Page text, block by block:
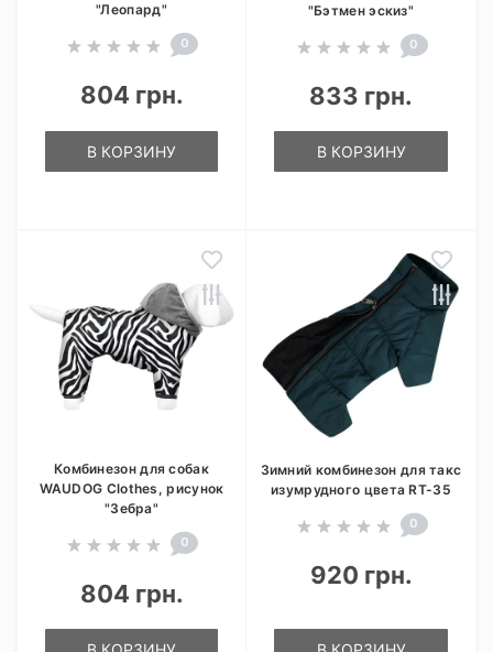
"Леопард"
0
804 грн.
В КОРЗИНУ
"Бэтмен эскиз"
0
833 грн.
В КОРЗИНУ
Комбинезон для собак
WAUDOG Clothes, рисунок
"Зебра"
0
804 грн.
Зимний комбинезон для такс
изумрудного цвета RT-35
0
920 грн.